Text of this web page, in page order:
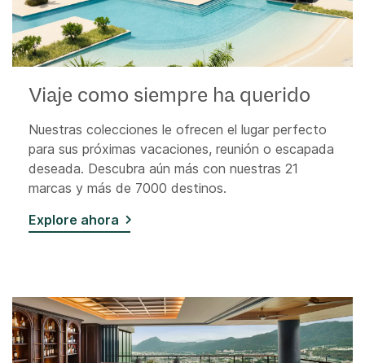
Viaje como siempre ha querido
Nuestras colecciones le ofrecen el lugar perfecto
para sus próximas vacaciones, reunión o escapada
deseada. Descubra aún más con nuestras 21
marcas y más de 7000 destinos.
Explore ahora